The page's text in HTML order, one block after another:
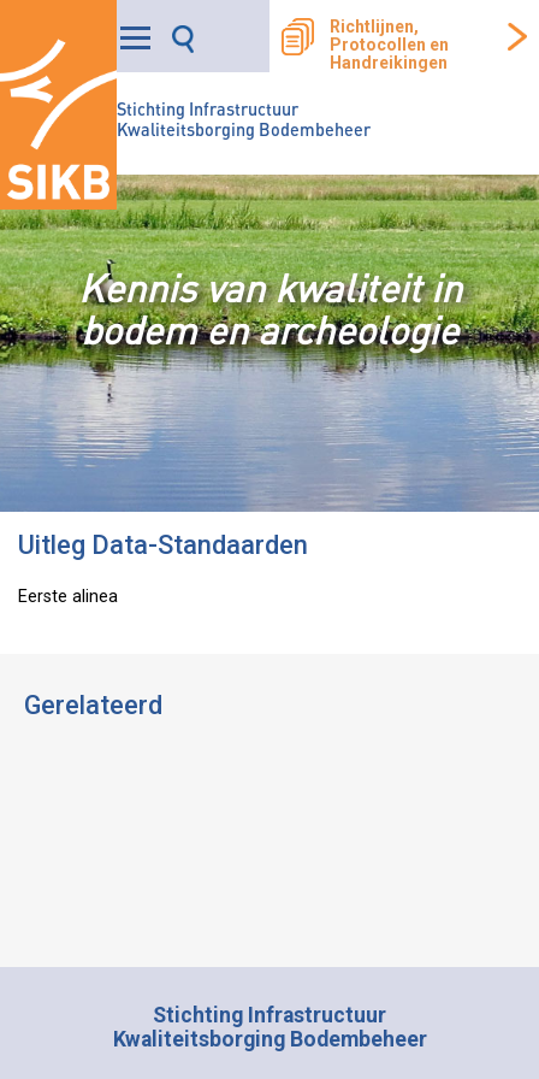
Stichting Infrastructuur
Kwaliteitsborging Bodembeheer
Richtlijnen,
Protocollen en
Handreikingen
Kennis van kwaliteit in
bodem en archeologie
Uitleg Data-Standaarden
Eerste alinea
Gerelateerd
Stichting Infrastructuur
Kwaliteitsborging Bodembeheer